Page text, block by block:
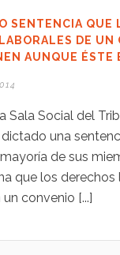
SENTENCIA QUE
DE UN
AUNQUE ÉSTE
Sala Social del
una
de sus
que los derechos
convenio [...]